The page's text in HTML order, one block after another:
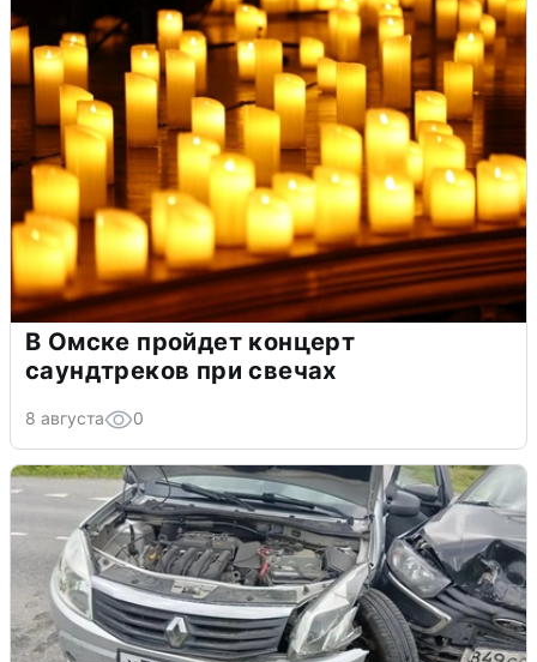
В Омске пройдет концерт
саундтреков при свечах
8 августа 0